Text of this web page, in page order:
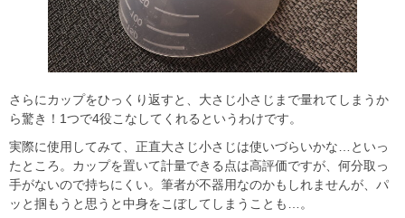
さらにカップをひっくり返すと、大さじ小さじまで量れてしまうか
ら驚き！1つで4役こなしてくれるというわけです。
実際に使用してみて、正直大さじ小さじは使いづらいかな…といっ
たところ。カップを置いて計量できる点は高評価ですが、何分取っ
手がないので持ちにくい。筆者が不器用なのかもしれませんが、パ
ッと掴もうと思うと中身をこぼしてしまうことも…。